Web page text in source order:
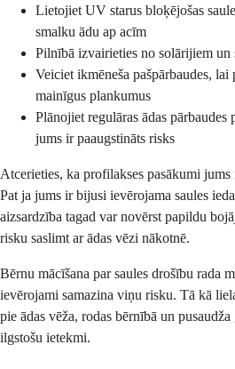
Lietojiet UV starus bloķējošas
smalku ādu ap acīm
Pilnībā izvairieties no solārijiem un
Veiciet ikmēneša pašpārbaudes,
mainīgus plankumus
Plānojiet regulāras ādas pārbaudes
jums ir paaugstināts risks
Atcerieties, ka profilakses pasākumi
Pat ja jums ir bijusi ievērojama saules
aizsardzība tagad var novērst papildu
risku saslimt ar ādas vēzi nākotnē.
Bērnu mācīšana par saules drošību rada
ievērojami samazina viņu risku. Tā kā
pie ādas vēža, rodas bērnībā un
ilgstošu ietekmi.